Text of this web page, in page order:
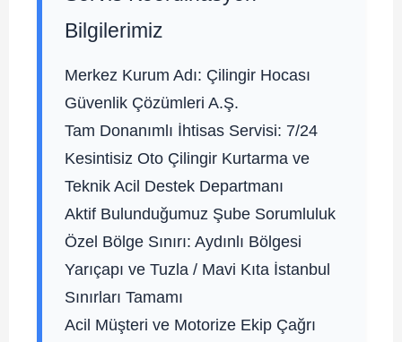
Bilgilerimiz
Merkez Kurum Adı: Çilingir Hocası
Güvenlik Çözümleri A.Ş.
Tam Donanımlı İhtisas Servisi: 7/24
Kesintisiz Oto Çilingir Kurtarma ve
Teknik Acil Destek Departmanı
Aktif Bulunduğumuz Şube Sorumluluk
Özel Bölge Sınırı: Aydınlı Bölgesi
Yarıçapı ve Tuzla / Mavi Kıta İstanbul
Sınırları Tamamı
Acil Müşteri ve Motorize Ekip Çağrı